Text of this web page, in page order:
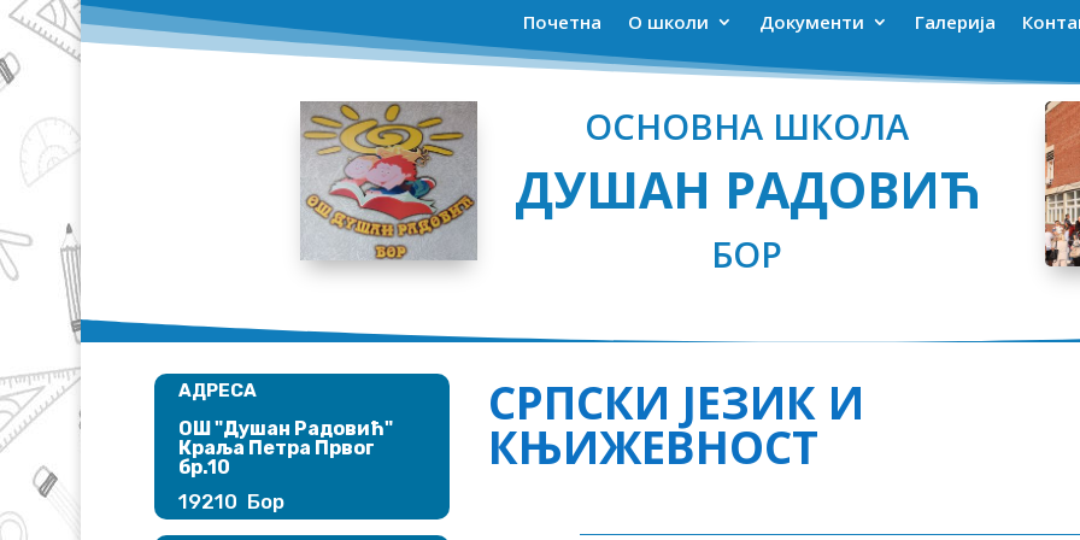
Почетна О школи Документи Галерија
ОСНОВНА ШКОЛА
ДУШАН РАДОВИЋ
БОР
АДРЕСА
ОШ "Душан Радовић"​
Краља Петра Првог
бр.10
19210 Бор
СРПСКИ ЈЕЗИК И
КЊИЖЕВНОСТ